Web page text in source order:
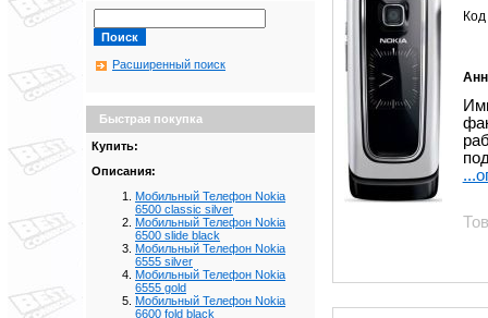
Расширенный поиск
Быстрая покупка
Купить:
Описания:
Мобильный Телефон Nokia
6500 classic silver
Мобильный Телефон Nokia
6500 slide black
Мобильный Телефон Nokia
6555 silver
Мобильный Телефон Nokia
6555 gold
Мобильный Телефон Nokia
6600 fold black